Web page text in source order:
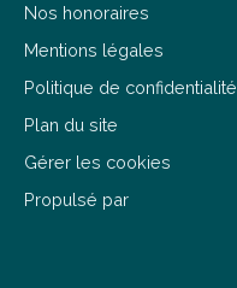
Nos honoraires
Mentions légales
Politique de confidentialité
Plan du site
Gérer les cookies
Propulsé par